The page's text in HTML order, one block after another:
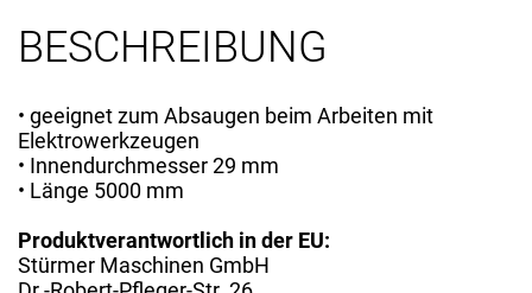
BESCHREIBUNG
• geeignet zum Absaugen beim Arbeiten mit
Elektrowerkzeugen
• Innendurchmesser 29 mm
• Länge 5000 mm
Produktverantwortlich in der EU:
Stürmer Maschinen GmbH